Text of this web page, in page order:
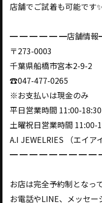
店舗でご試着も可能です✨
━ ━ ━ ━ ━ ━店舗情
〒273-0003
千葉県船橋市宮本2-9-2
☎️047-477-0265
※お支払いは現金のみ
平日営業時間 11:00-18:30
土曜祝日営業時間 11:00-
A.I JEWELRIES （エイア
━ ━ ━ ━ ━ ━ ━ ━ ━
お店は完全予約制となっ
お電話やLINE、メッセ